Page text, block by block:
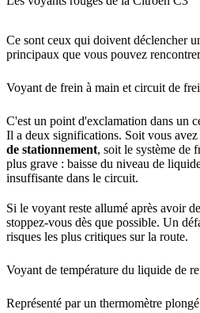
Ce sont ceux qui doivent déclencher
principaux que vous pouvez
Voyant de frein à main et circuit de
C'est un point d'exclamation dans un
Il a deux significations. Soit vous avez
de stationnement, soit le système de
plus grave : baisse du niveau de
insuffisante dans le circuit.
Si le voyant reste allumé après avoir
stoppez-vous dès que possible. Un
risques les plus critiques sur la route.
Voyant de température du liquide de
Représenté par un thermomètre